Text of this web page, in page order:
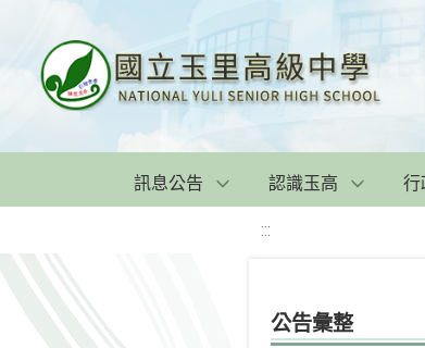
訊息公告 認識玉高 行
:::
公告彙整